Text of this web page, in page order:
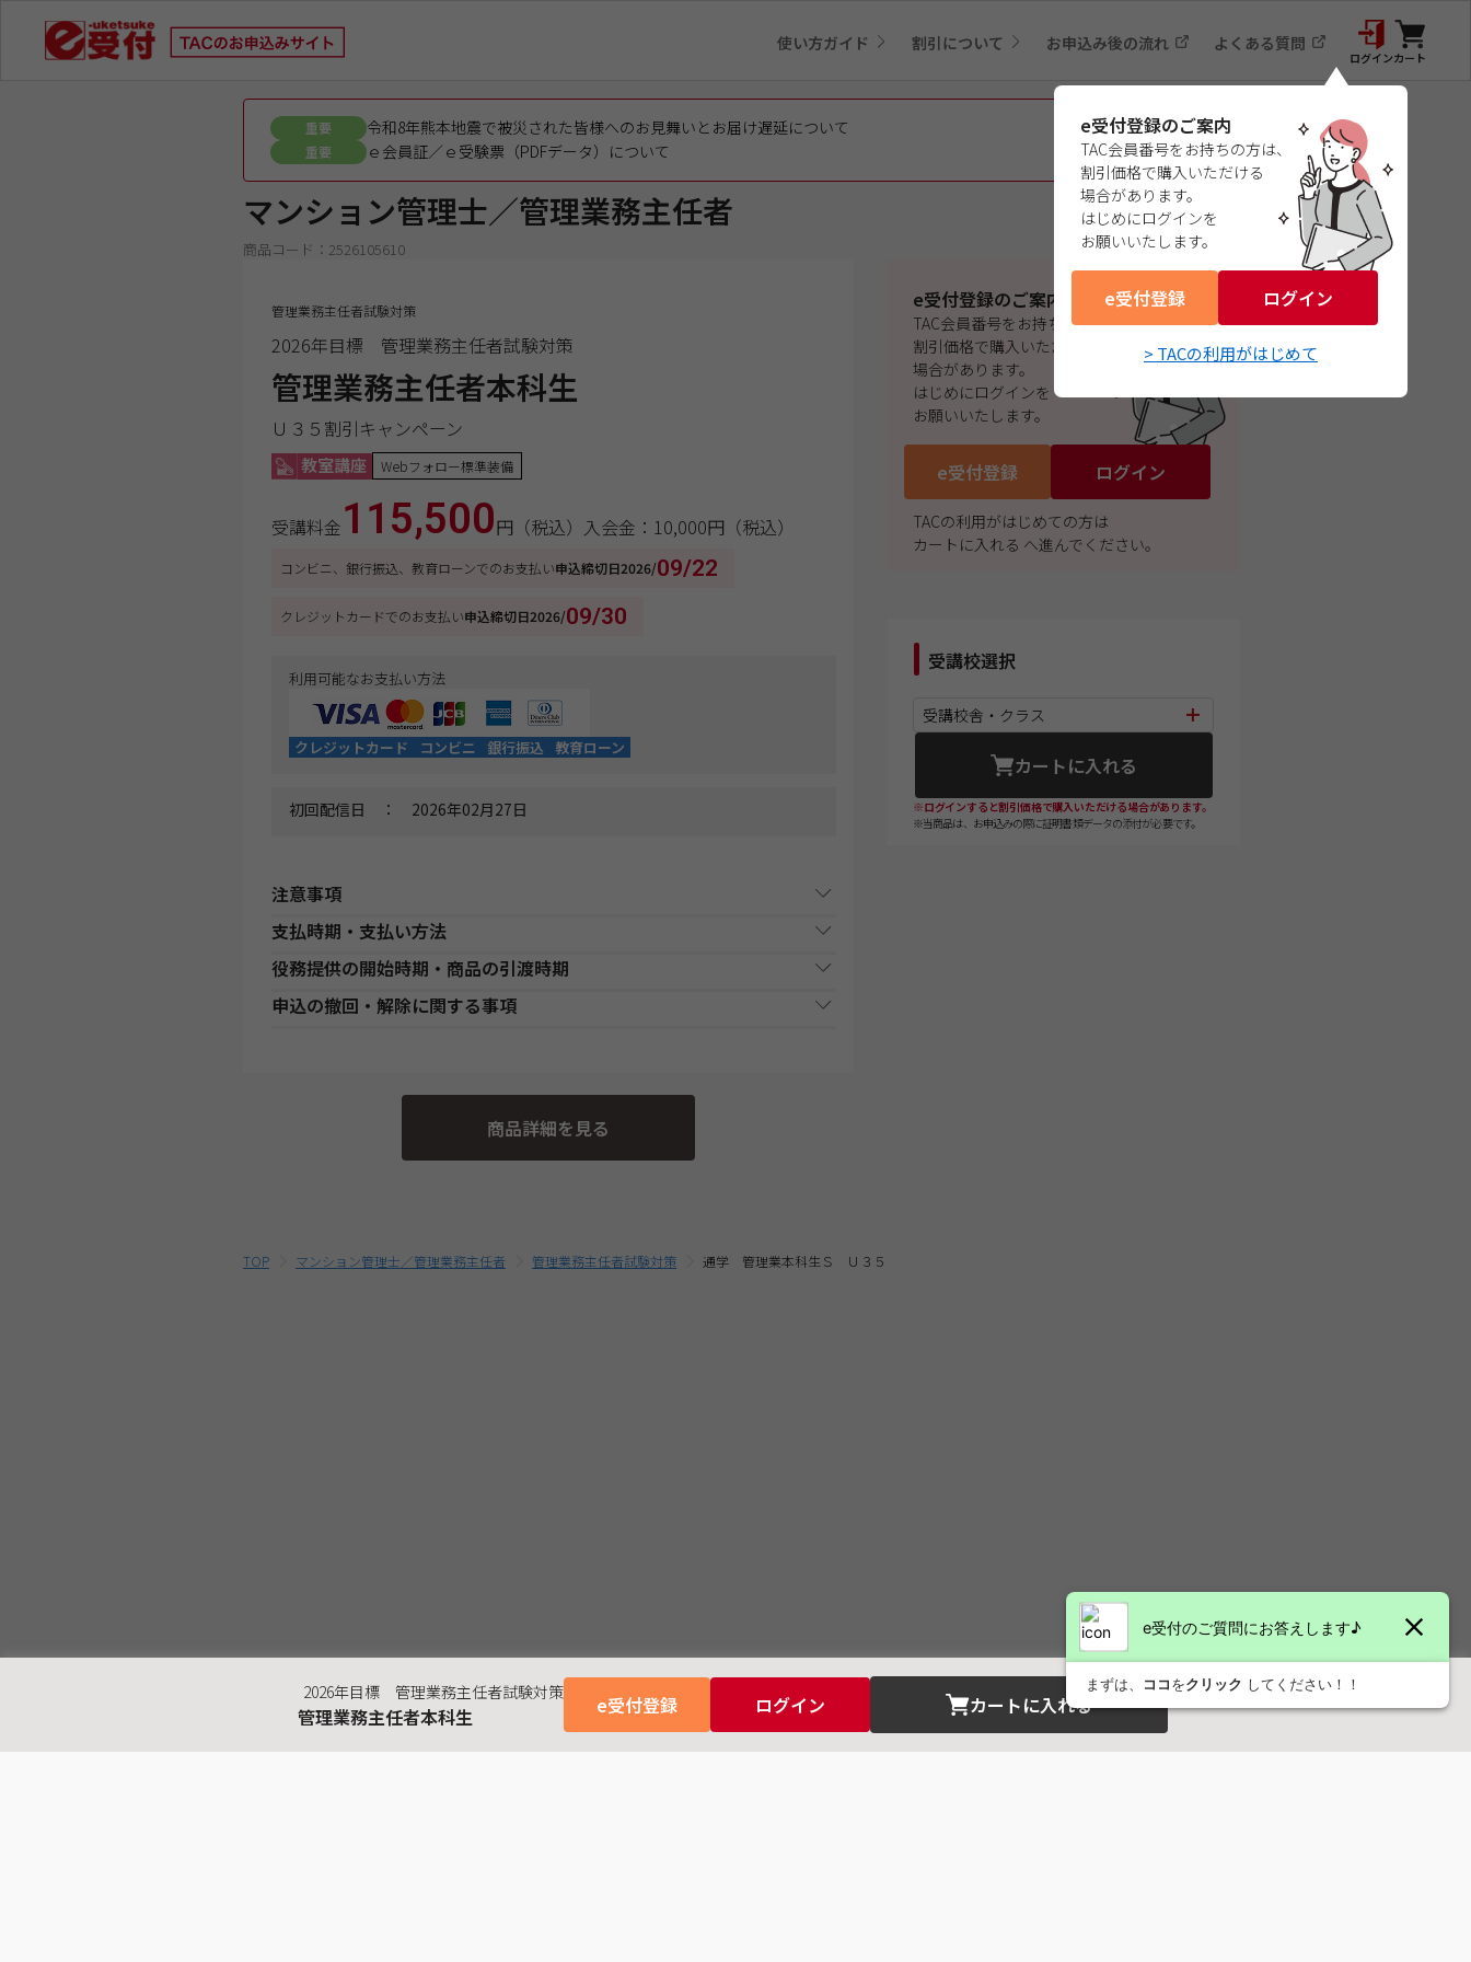
使い方ガイド 割引について お申込み後の流れ よくある質問
ログイン
e受付登録のご案内
TAC会員番号をお持ちの方は、
割引価格で購入いただける
場合があります。
はじめにログインを
お願いいたします。
e受付登録 ログイン
> TACの利用がはじめて
カート
重要 令和8年熊本地震で被災された皆様へのお見舞いとお届け遅延について
重要 ｅ会員証／ｅ受験票（PDFデータ）について
マンション管理士／管理業務主任者
商品コード：2526105610
管理業務主任者試験対策
2026年目標 管理業務主任者試験対策
管理業務主任者本科生
Ｕ３５割引キャンペーン
教室講座 Webフォロー標準装備
受講料金115,500円（税込） 入会金：10,000円（税込）
コンビニ、銀行振込、教育ローンでのお支払い申込締切日2026/09/22
クレジットカードでのお支払い申込締切日2026/09/30
利用可能なお支払い方法
クレジットカード コンビニ 銀行振込 教育ローン
初回配信日 ： 2026年02月27日
注意事項
教室講座お申込み上の注意事項
・開講校舎と開講日程をご確認の上、お申込みください。なお、諸般の事情によ
り開講日程が変更される場合がございます。ご来校の際は、必ず受付窓口にてご
確認ください。
最終的なお支払い総額は、お申込み完了前の「お支払い金額のご確認」画面にて
・受講料金は、消費税・教材費・配送料込の価格となっております。(一部商品を
支払時期・支払い方法
決済方法 支払い時期
クレジットカード支払
役務提供の開始時期・商品の引渡時期
●講座開始日前の申込
申込の撤回・解除に関する事項
外となります。予めご了承ください。 なお、お客様と当社との間の講座受講契約
における解約・返金についてのお取扱いは、TAC申込規約3【受講料等について】
e受付登録のご案内
TAC会員番号をお持ちの方は、
割引価格で購入いただける
場合があります。
はじめにログインを
お願いいたします。
e受付登録 ログイン
TACの利用がはじめての方は
カートに入れる へ進んでください。
受講校選択
受講校舎・クラス
カートに入れる
※ログインすると割引価格で購入いただける場合があります。
※当商品は、お申込みの際に証明書類データの添付が必要です。
商品詳細を見る
TOP マンション管理士／管理業務主任者 管理業務主任者試験対策 通学 管理業本科生Ｓ Ｕ３５
2026年目標 管理業務主任者試験対策
管理業務主任者本科生 e受付登録 ログイン カートに入れる